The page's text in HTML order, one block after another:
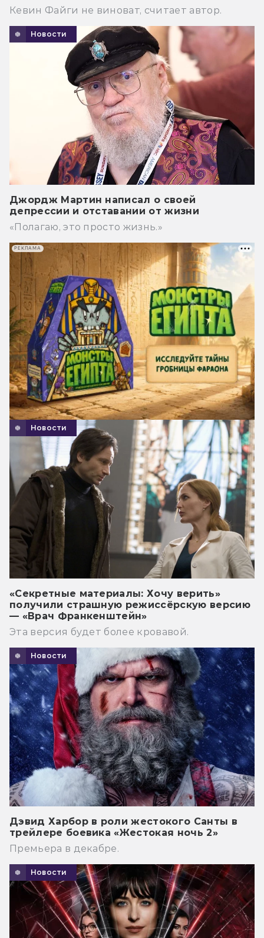
Кевин Файги не виноват, считает автор.
Новости
Джордж Мартин написал о своей
депрессии и отставании от жизни
«Полагаю, это просто жизнь.»
Новости
«Секретные материалы: Хочу верить»
получили страшную режиссёрскую версию
— «Врач Франкенштейн»
Эта версия будет более кровавой.
Новости
Дэвид Харбор в роли жестокого Санты в
трейлере боевика «Жестокая ночь 2»
Премьера в декабре.
Новости
РЕКЛАМА